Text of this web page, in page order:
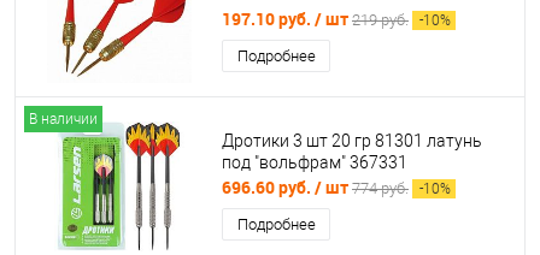
197.10 руб. / шт 219 руб. -10%
Подробнее
В наличии
Дротики 3 шт 20 гр 81301 латунь
под "вольфрам" 367331
696.60 руб. / шт 774 руб. -10%
Подробнее